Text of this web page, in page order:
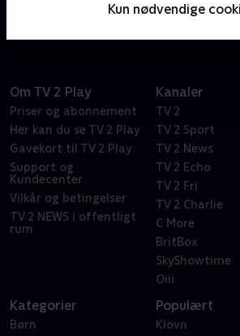
Kun nødvendige
Om TV 2 Play
Priser og abonnement
Her kan du se TV 2 Play
Gavekort til TV 2 Play
Support og
Kundecenter
Vilkår og betingelser
TV 2 NEWS i offentligt
rum
Kanaler
TV 2
TV 2 Sport
TV 2 News
TV 2 Echo
TV 2 Fri
TV 2 Charlie
C More
BritBox
SkyShowtime
Oiii
Kategorier
Børn
Populært
Klovn